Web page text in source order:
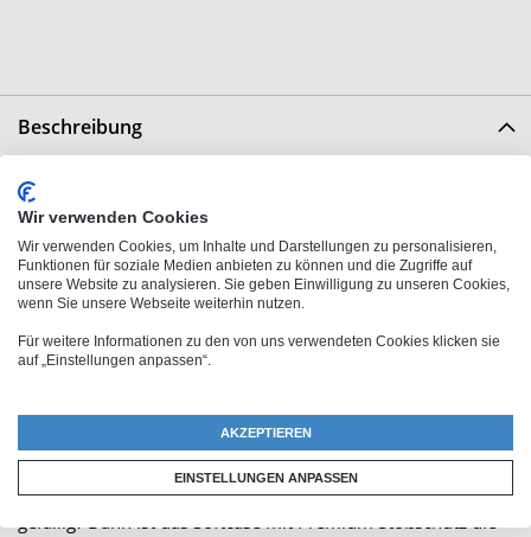
Beschreibung
Gib deinem Samsung Galaxy A05s eine persönliche Note mit
unseren personalisierbaren Handyhüllen. Ob eigenes Foto,
Name oder Wunschtext - gestalte deine Schutzhülle ganz
nach deinen Vorstellungen. Dank brillanter Druckqualität
macht deine Handyhülle zu einem echten Hingucker.
für dein Gerät: Das schlanke Hardcase überzeugt durch
seine Metallverstärkung, während das Premium Hardcase
durch seinen Rundumdruck besticht. Noch mehr Schutz
Wir verwenden Cookies
Wir verwenden Cookies, um Inhalte und Darstellungen zu personalisieren,
Funktionen für soziale Medien anbieten zu können und die Zugriffe auf
unsere Website zu analysieren. Sie geben Einwilligung zu unseren Cookies,
wenn Sie unsere Webseite weiterhin nutzen.
Für weitere Informationen zu den von uns verwendeten Cookies klicken sie
auf „Einstellungen anpassen“.
AKZEPTIEREN
EINSTELLUNGEN ANPASSEN